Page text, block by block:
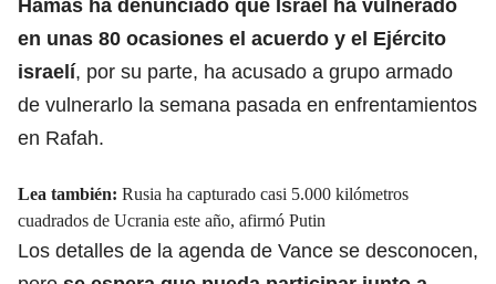
Hamás ha denunciado que Israel ha vulnerado
en unas 80 ocasiones el acuerdo y el Ejército
israelí, por su parte, ha acusado a grupo armado
de vulnerarlo la semana pasada en enfrentamientos
en Rafah.
Lea también: Rusia ha capturado casi 5.000 kilómetros
cuadrados de Ucrania este año, afirmó Putin
Los detalles de la agenda de Vance se desconocen,